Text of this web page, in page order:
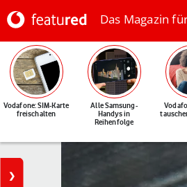
Das Magazin
Vodafone: SIM-Karte
freischalten
Alle Samsung-
Handys in
Reihenfolge